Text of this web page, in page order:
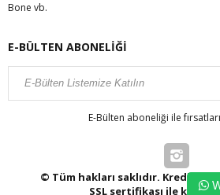
Bone vb.
E-BÜLTEN ABONELİĞİ
E-Bülten aboneliği ile
© Tüm hakları saklıdır. Kredi
SSL sertifikası ile